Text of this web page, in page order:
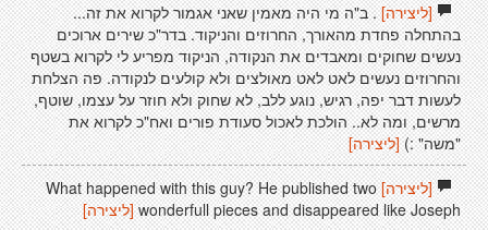
[ליצירה]. ב"ה מי היה מאמין שאני אגמור לקרוא את זה...
בהתחלה פחדת מהאורך, החרוזים והניקוד. בדר"כ שירים ארוכים
נעשים שחוקים ומאבדים את הנקודה, הניקוד מפריע לי לקרוא בשטף
והחרוזים נעשים לאט לאט מאולצים ולא קולעים לנקודה. פה הצלחת
לעשות דבר יפה, רגיש, נוגע ללב, לא שחוק ולא חוזר על עצמו, שוטף,
מרשים, ומה לא.. הולכת לאכול סעודת פורים ואח"כ לקרוא את
"משה" :)[ליצירה]
[ליצירה] What happened with this guy? He published two
wonderfull pieces and disappeared like Joseph [ליצירה]